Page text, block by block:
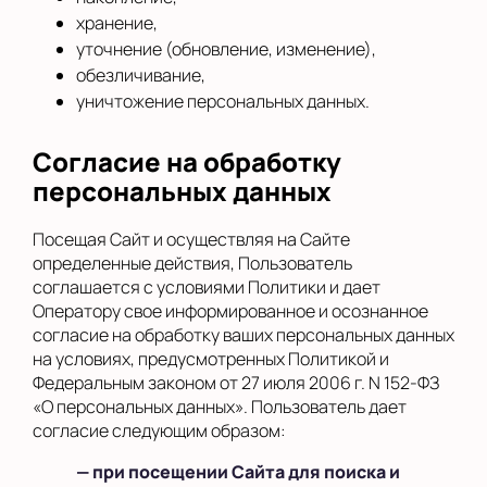
хранение,
уточнение (обновление, изменение),
обезличивание,
уничтожение персональных данных.
Согласие на обработку
персональных данных
Посещая Сайт и осуществляя на Сайте
определенные действия, Пользователь
соглашается с условиями Политики и дает
Оператору свое информированное и осознанное
согласие на обработку ваших персональных данных
на условиях, предусмотренных Политикой и
Федеральным законом от 27 июля 2006 г. N 152-ФЗ
«О персональных данных». Пользователь дает
согласие следующим образом:
— при посещении Сайта для поиска и